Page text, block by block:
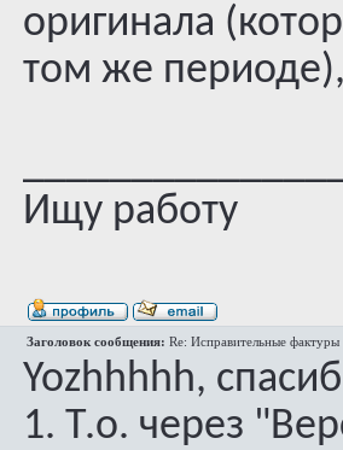
оригинала
том же
Ищу работу
Заголовок сообщения: Re: Исправительные
Yozhhhhh,
1. Т.о. через